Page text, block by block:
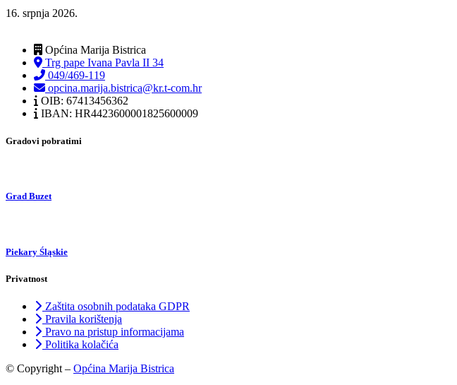
16. srpnja 2026.
Općina Marija Bistrica
Trg pape Ivana Pavla II 34
049/469-119
opcina.marija.bistrica@kr.t-com.hr
OIB: 67413456362
IBAN: HR4423600001825600009
Gradovi pobratimi
Grad Buzet
Piekary Śląskie
Privatnost
Zaštita osobnih podataka GDPR
Pravila korištenja
Pravo na pristup informacijama
Politika kolačića
© Copyright – Općina Marija Bistrica